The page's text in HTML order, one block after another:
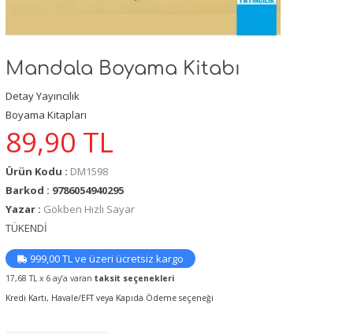
Mandala Boyama Kitabı
Detay Yayıncılık
Boyama Kitapları
89,90 TL
Ürün Kodu : DM1598
Barkod : 9786054940295
Yazar : Gökben Hızlı Sayar
TÜKENDİ
999,00 TL ve üzeri ücretsiz kargo
17,68 TL x 6 ay’a varan taksit seçenekleri
Kredi Kartı, Havale/EFT veya Kapıda Ödeme seçeneği